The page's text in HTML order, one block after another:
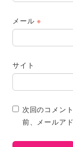
メール※
サイト
次回のコメン
前、メールア